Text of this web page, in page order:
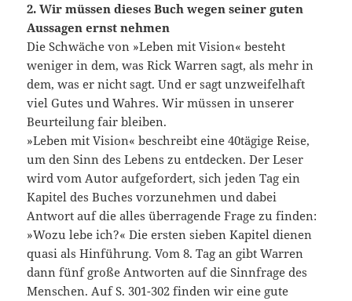
2. Wir müssen dieses Buch wegen seiner guten
Aussagen ernst nehmen
Die Schwäche von »Leben mit Vision« besteht
weniger in dem, was Rick Warren sagt, als mehr in
dem, was er nicht sagt. Und er sagt unzweifelhaft
viel Gutes und Wahres. Wir müssen in unserer
Beurteilung fair bleiben.
»Leben mit Vision« beschreibt eine 40tägige Reise,
um den Sinn des Lebens zu entdecken. Der Leser
wird vom Autor aufgefordert, sich jeden Tag ein
Kapitel des Buches vorzunehmen und dabei
Antwort auf die alles überragende Frage zu finden:
»Wozu lebe ich?« Die ersten sieben Kapitel dienen
quasi als Hinführung. Vom 8. Tag an gibt Warren
dann fünf große Antworten auf die Sinnfrage des
Menschen. Auf S. 301-302 finden wir eine gute